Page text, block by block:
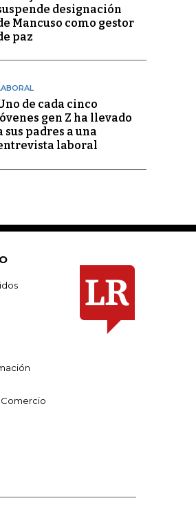
designación
Mancuso como gestor
paz
de cada cinco
gen Z ha llevado
sus padres a una
laboral